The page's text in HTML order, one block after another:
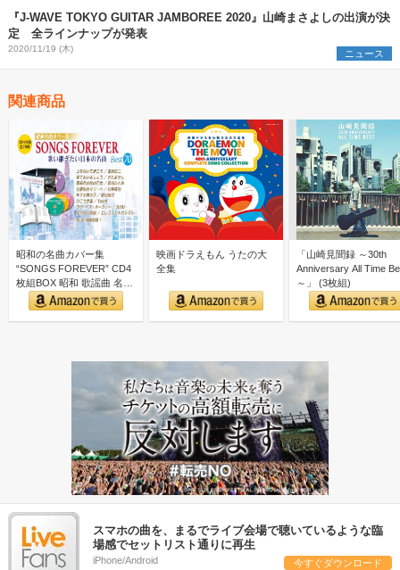
『J-WAVE TOKYO GUITAR JAMBOREE 2020』山崎まさよしの出演が決
定 全ラインナップが発表
2020/11/19 (木) ニュース
関連商品
昭和の名曲カバー集
“SONGS FOREVER” CD4
枚組BOX 昭和 歌謡曲 名曲
カバー集｜…
映画ドラえもん うたの大
全集
「山崎見聞録 ～30th
Anniversary All Time
～」 (3枚組)
スマホの曲を、まるでライブ会場で聴いているような臨
場感でセットリスト通りに再生
iPhone/Android 今すぐダウンロード